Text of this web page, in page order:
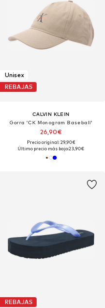
Unisex
REBAJAS
CALVIN KLEIN
Gorra 'CK Monogram Baseball'
26,90€
Precio original: 29,90€
Último precio más bajo:23,90€
REBAJAS